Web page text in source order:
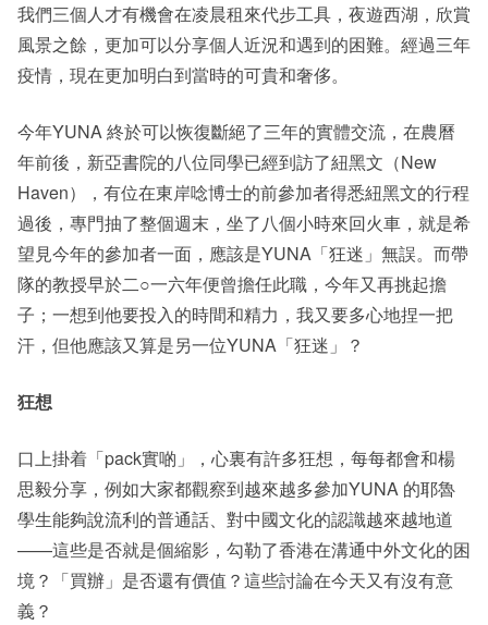
我們三個人才有機會在凌晨租來代步工具，夜遊西湖，欣賞
風景之餘，更加可以分享個人近況和遇到的困難。經過三年
疫情，現在更加明白到當時的可貴和奢侈。
今年YUNA 終於可以恢復斷絕了三年的實體交流，在農曆
年前後，新亞書院的八位同學已經到訪了紐黑文（New
Haven），有位在東岸唸博士的前參加者得悉紐黑文的行程
過後，專門抽了整個週末，坐了八個小時來回火車，就是希
望見今年的參加者一面，應該是YUNA「狂迷」無誤。而帶
隊的教授早於二○一六年便曾擔任此職，今年又再挑起擔
子；一想到他要投入的時間和精力，我又要多心地捏一把
汗，但他應該又算是另一位YUNA「狂迷」？
狂想
口上掛着「pack實啲」，心裏有許多狂想，每每都會和楊
思毅分享，例如大家都觀察到越來越多參加YUNA 的耶魯
學生能夠說流利的普通話、對中國文化的認識越來越地道
——這些是否就是個縮影，勾勒了香港在溝通中外文化的困
境？「買辦」是否還有價值？這些討論在今天又有沒有意
義？